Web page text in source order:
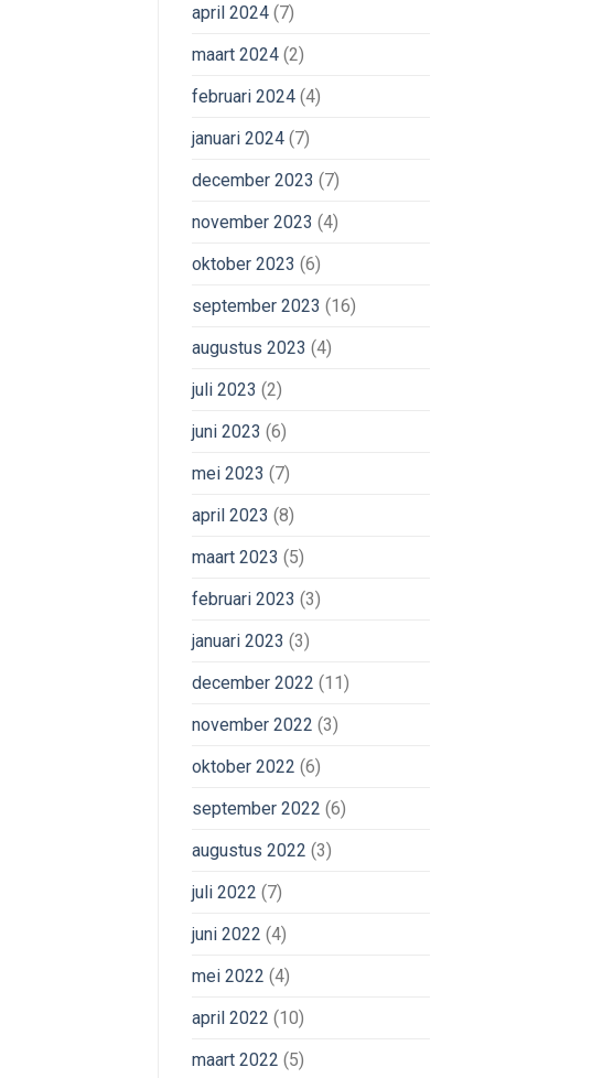
april 2024(7)
maart 2024(2)
februari 2024(4)
januari 2024(7)
december 2023 (7)
november 2023 (4)
oktober 2023 (6)
september 2023 (16)
augustus 2023 (4)
juli 2023 (2)
juni 2023 (6)
mei 2023 (7)
april 2023 (8)
maart 2023 (5)
februari 2023 (3)
januari 2023 (3)
december 2022 (11)
november 2022 (3)
oktober 2022 (6)
september 2022 (6)
augustus 2022 (3)
juli 2022 (7)
juni 2022 (4)
mei 2022 (4)
april 2022 (10)
maart 2022 (5)